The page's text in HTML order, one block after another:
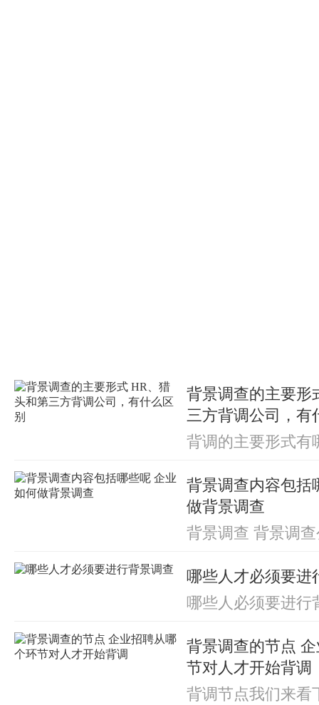
背景调查的主要形
三方背调公司，有
背调的主要形式有
司，分别可能由
背调公司来执行。
方背调公司，有
你的时间比较仓促
限，除了根据你提
问你上家公司的主
更多的方法和手段
部分公司也会采用
背景调查内容包括
做背景调查
背景调查 背景调
容 项目背景包括
景调查内容 背景
哪些人才必须要进
哪些人必须要进行
景调查。但是，许
原因，一般只对关
位进行背调，公
常规要进行背调：
背景调查的节点
节对人才开始背调
背调节点我们来看